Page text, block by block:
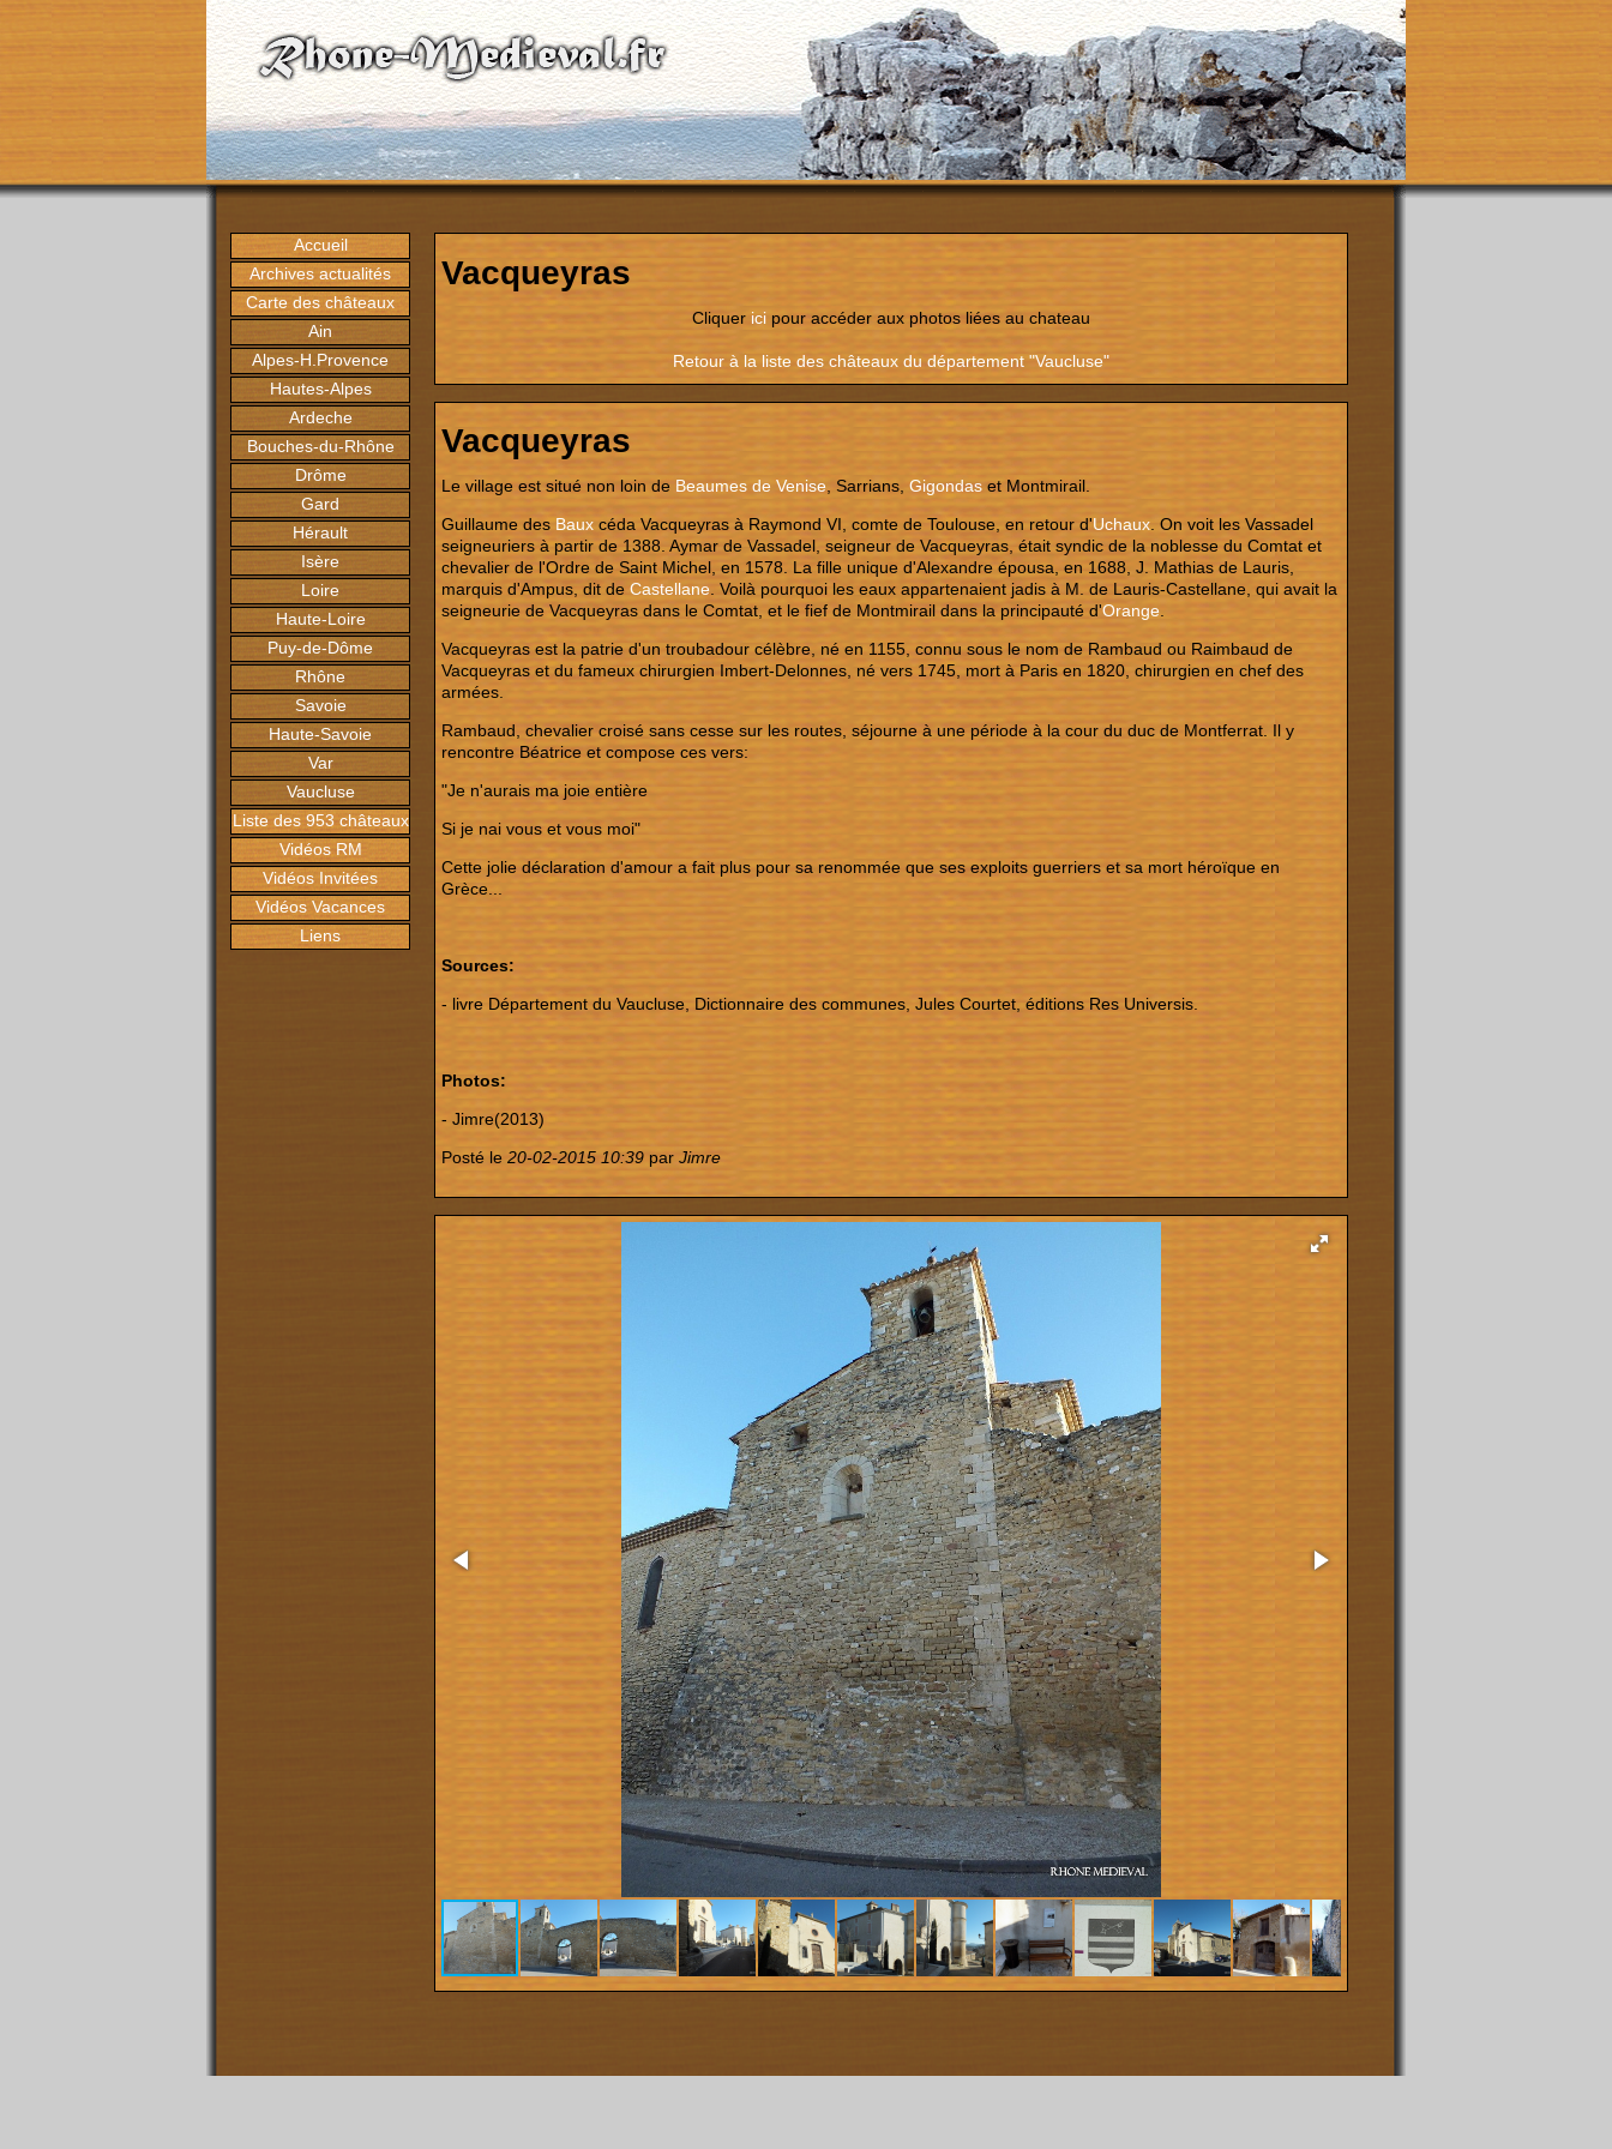
Accueil
Archives actualités
Carte des châteaux
Ain
Alpes-H.Provence
Hautes-Alpes
Ardeche
Bouches-du-Rhône
Drôme
Gard
Hérault
Isère
Loire
Haute-Loire
Puy-de-Dôme
Rhône
Savoie
Haute-Savoie
Var
Vaucluse
Liste des 953 châteaux
Vidéos RM
Vidéos Invitées
Vidéos Vacances
Liens
Vacqueyras
Cliquer ici pour accéder aux photos liées au chateau
Retour à la liste des châteaux du département "Vaucluse"
Vacqueyras
Le village est situé non loin de Beaumes de Venise , Sarrians, Gigondas et Montmirail.
Guillaume des Baux céda Vacqueyras à Raymond VI, comte de Toulouse, en retour d'Uchaux . On voit les Vassadel
seigneuriers à partir de 1388. Aymar de Vassadel, seigneur de Vacqueyras, était syndic de la noblesse du Comtat et
chevalier de l'Ordre de Saint Michel, en 1578. La fille unique d'Alexandre épousa, en 1688, J. Mathias de Lauris,
marquis d'Ampus, dit de Castellane . Voilà pourquoi les eaux appartenaient jadis à M. de Lauris-Castellane, qui avait la
seigneurie de Vacqueyras dans le Comtat, et le fief de Montmirail dans la principauté d'Orange
Vacqueyras est la patrie d'un troubadour célèbre, né en 1155, connu sous le nom de Rambaud ou Raimbaud de
Vacqueyras et du fameux chirurgien Imbert-Delonnes, né vers 1745, mort à Paris en 1820, chirurgien en chef des
armées.
Rambaud, chevalier croisé sans cesse sur les routes, séjourne à une période à la cour du duc de Montferrat. Il y
rencontre Béatrice et compose ces vers:
"Je n'aurais ma joie entière
Si je nai vous et vous moi"
Cette jolie déclaration d'amour a fait plus pour sa renommée que ses exploits guerriers et sa mort héroïque en
Grèce...
Sources:
- livre Département du Vaucluse, Dictionnaire des communes, Jules Courtet, éditions Res Universis.
Photos:
- Jimre(2013)
Posté le 20-02-2015 10:39 par Jimre